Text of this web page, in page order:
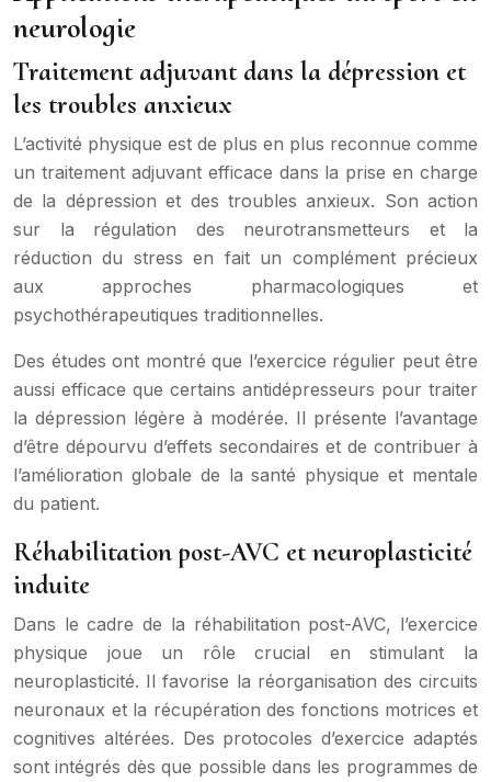
neurologie
Traitement adjuvant dans la dépression et
les troubles anxieux
L’activité physique est de plus en plus reconnue comme
un traitement adjuvant efficace dans la prise en charge
de la dépression et des troubles anxieux. Son action
sur la régulation des neurotransmetteurs et la
réduction du stress en fait un complément précieux
aux approches pharmacologiques et
psychothérapeutiques traditionnelles.
Des études ont montré que l’exercice régulier peut être
aussi efficace que certains antidépresseurs pour traiter
la dépression légère à modérée. Il présente l’avantage
d’être dépourvu d’effets secondaires et de contribuer à
l’amélioration globale de la santé physique et mentale
du patient.
Réhabilitation post-AVC et neuroplasticité
induite
Dans le cadre de la réhabilitation post-AVC, l’exercice
physique joue un rôle crucial en stimulant la
neuroplasticité. Il favorise la réorganisation des circuits
neuronaux et la récupération des fonctions motrices et
cognitives altérées. Des protocoles d’exercice adaptés
sont intégrés dès que possible dans les programmes de